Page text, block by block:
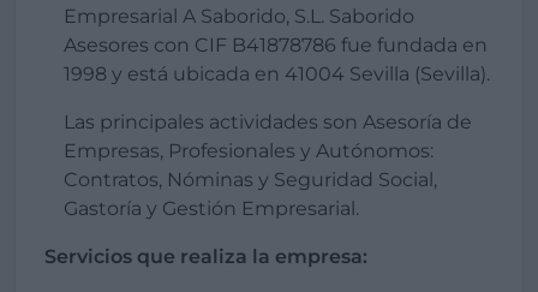
Empresarial A Saborido, S.L. Saborido
Asesores con CIF B41878786 fue fundada en
1998 y está ubicada en 41004 Sevilla (Sevilla).
Las principales actividades son Asesoría de
Empresas, Profesionales y Autónomos:
Contratos, Nóminas y Seguridad Social,
Gastoría y Gestión Empresarial.
Servicios que realiza la empresa: